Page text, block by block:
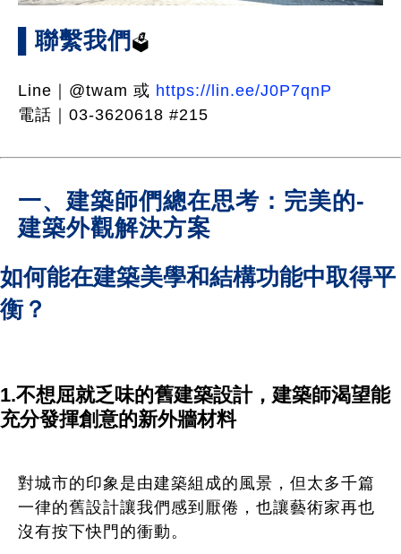
▌聯繫我們 🗳️
Line｜@twam 或 https://lin.ee/J0P7qnP
電話｜03-3620618 #215
一、建築師們總在思考：完美的-
建築外觀解決方案
如何能在建築美學和結構功能中取得平
衡？
1.不想屈就乏味的舊建築設計，建築師渴望能
充分發揮創意的新外牆材料
對城市的印象是由建築組成的風景，但太多千篇
一律的舊設計讓我們感到厭倦，也讓藝術家再也
沒有按下快門的衝動。